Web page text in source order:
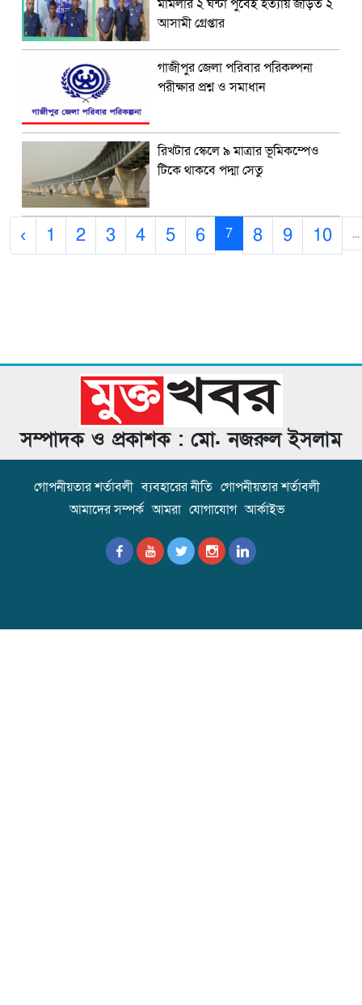
মামলার ২ ঘন্টা পুর্বেই হত্যায় জড়িত ২
আসামী গ্রেপ্তার
গাজীপুর জেলা পরিবার পরিকল্পনা
পরীক্ষার প্রশ্ন ও সমাধান
রিখটার স্কেলে ৯ মাত্রার ভূমিকম্পেও
টিকে থাকবে পদ্মা সেতু
‹ 1 2 3 4 5 6 7 8 9 10 ...
সম্পাদক ও প্রকাশক : মো. নজরুল ইসলাম
গোপনীয়তার শর্তাবলী ব্যবহারের নীতি গোপনীয়তার শর্তাবলী
আমাদের সম্পর্ক আমরা যোগাযোগ আর্কাইভ